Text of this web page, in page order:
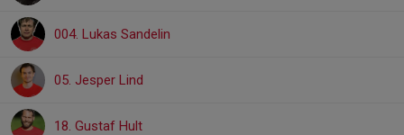
004. Lukas Sandelin
05. Jesper Lind
18. Gustaf Hult